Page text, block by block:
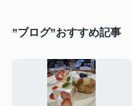
”ブログ”おすすめ記事